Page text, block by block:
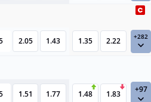
2.05 1.43 1.35 2.22 +282
1.51 1.77 1.48 1.83 +97